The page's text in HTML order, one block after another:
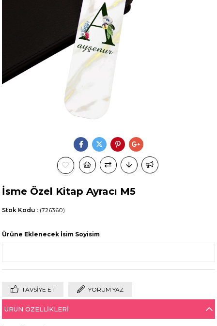
İsme Özel Kitap Ayracı M5
(726360)
Stok Kodu
Ürüne Eklenecek İsim Soyisim
TAVSIYE ET YORUM YAZ
ÜRÜN ÖZELLIKLERI